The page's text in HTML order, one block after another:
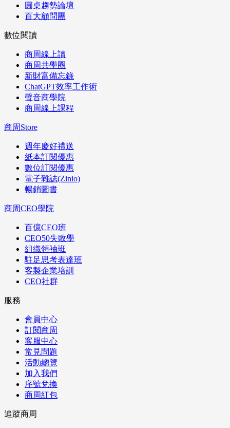
圓桌趨勢論壇
百大顧問團
數位閱讀
商周線上讀
商周共學圈
新財富備忘錄
ChatGPT效率工作術
聲音商學院
商周線上課程
商周Store
週年慶好禮送
紙本訂閱優惠
數位訂閱優惠
電子雜誌(Zinio)
暢銷圖書
商周CEO學院
百億CEO班
CEO50失敗學
組織領袖班
駐足思考表達班
客製企業培訓
CEO社群
服務
會員中心
訂閱商周
客服中心
常見問題
活動總覽
加入我們
序號兌換
商周紅包
追蹤商周